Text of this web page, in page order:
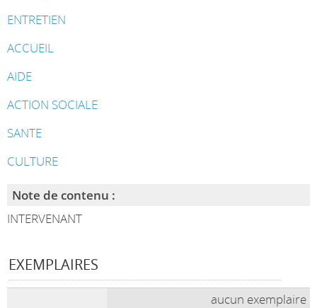
ENTRETIEN
ACCUEIL
AIDE
ACTION SOCIALE
SANTE
CULTURE
Note de contenu :
INTERVENANT
EXEMPLAIRES
aucun exemplaire